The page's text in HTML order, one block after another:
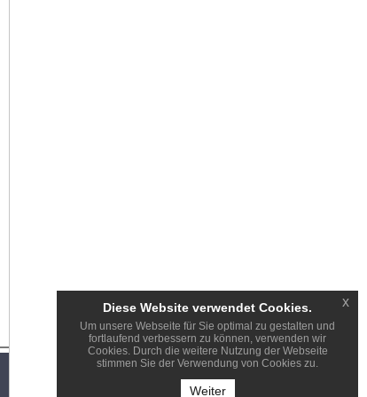
Diese Website verwendet Cookies.
Um unsere Webseite für Sie optimal zu gestalten und
fortlaufend verbessern zu können, verwenden wir
Cookies. Durch die weitere Nutzung der Webseite
stimmen Sie der Verwendung von Cookies zu.
Weiter
x